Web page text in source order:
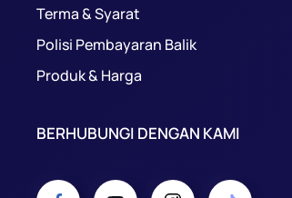
Terma & Syarat
Polisi Pembayaran Balik
Produk & Harga
BERHUBUNGI DENGAN KAMI